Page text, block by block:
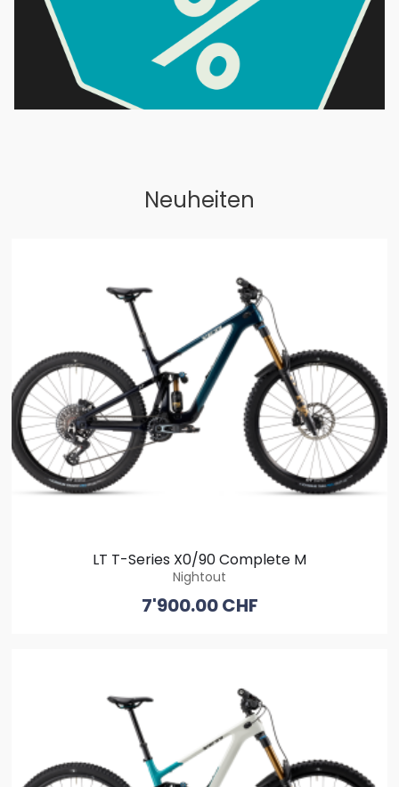
Neuheiten
LT T-Series X0/90 Complete M
Nightout
7'900.00 CHF